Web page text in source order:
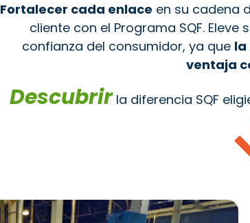
Fortalecer cada enlace en su cadena
cliente con el Programa SQF.
confianza del consumidor, ya que la
ventaja
Descubrirla diferencia SQF